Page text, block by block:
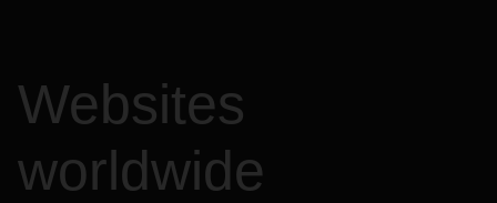
Websites
worldwide